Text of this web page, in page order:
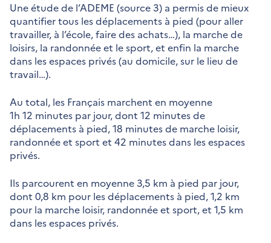
Une étude de l’ADEME (source 3) a permis de mieux
quantifier tous les déplacements à pied (pour aller
travailler, à l’école, faire des achats…), la marche de
loisirs, la randonnée et le sport, et enfin la marche
dans les espaces privés (au domicile, sur le lieu de
travail…).
Au total, les Français marchent en moyenne
1h 12 minutes par jour, dont 12 minutes de
déplacements à pied, 18 minutes de marche loisir,
randonnée et sport et 42 minutes dans les espaces
privés.
Ils parcourent en moyenne 3,5 km à pied par jour,
dont 0,8 km pour les déplacements à pied, 1,2 km
pour la marche loisir, randonnée et sport, et 1,5 km
dans les espaces privés.